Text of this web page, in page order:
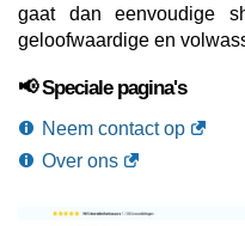
gaat dan eenvoudige
geloofwaardige en
📢 Speciale pagina's
Neem contact op
Over ons